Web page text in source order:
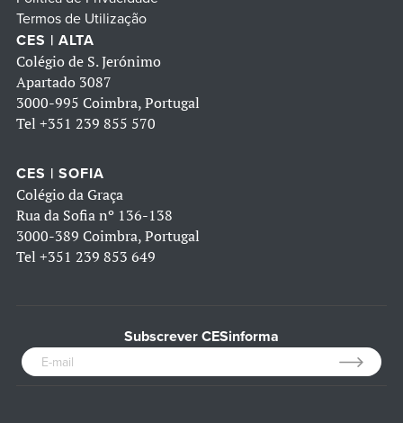
Termos de Utilização
CES | ALTA
Colégio de S. Jerónimo
Apartado 3087
3000-995 Coimbra, Portugal
Tel +351 239 855 570
CES | SOFIA
Colégio da Graça
Rua da Sofia nº 136-138
3000-389 Coimbra, Portugal
Tel +351 239 853 649
Subscrever CESinforma